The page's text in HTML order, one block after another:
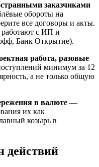
заказчиками
обороты на
все договоры и акты.
работают с ИП и
Банк Открытие).
работа, разовые
минимум за 12
а не только общую
в валюте —
их как
козырь в
действий